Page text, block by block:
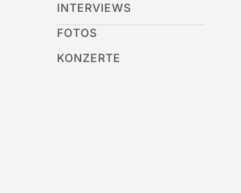
INTERVIEWS
FOTOS
KONZERTE